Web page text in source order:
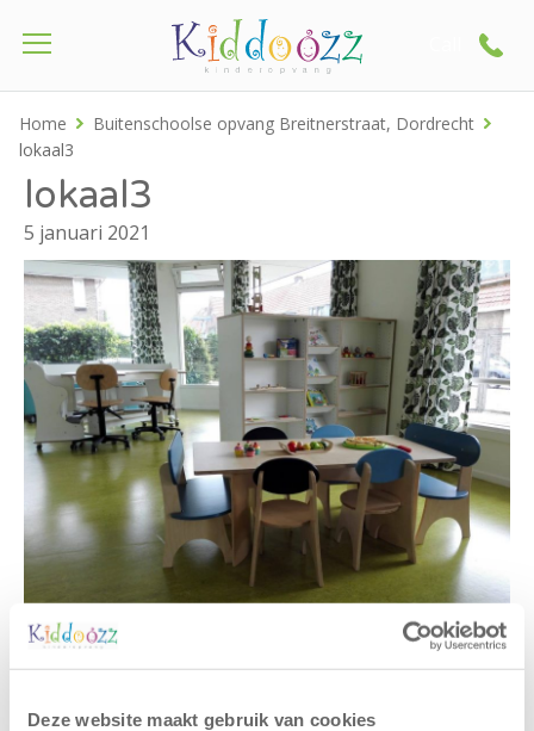
Deze website maakt gebruik van cookies
Home
Buitenschoolse opvang Breitnerstraat, Dordrecht
lokaal3
lokaal3
5 januari 2021
Gerelateerde berichten